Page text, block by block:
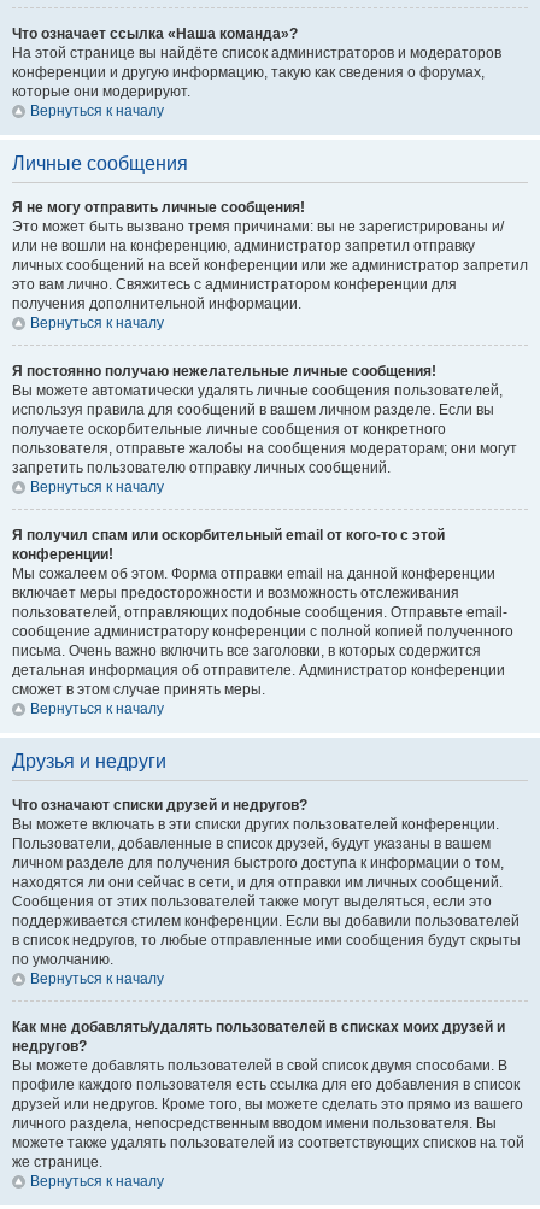
Что означает ссылка «Наша команда»?
На этой странице вы найдёте список администраторов и модераторов
конференции и другую информацию, такую как сведения о форумах,
которые они модерируют.
Вернуться к началу
Личные сообщения
Я не могу отправить личные сообщения!
Это может быть вызвано тремя причинами: вы не зарегистрированы и/
или не вошли на конференцию, администратор запретил отправку
личных сообщений на всей конференции или же администратор запретил
это вам лично. Свяжитесь с администратором конференции для
получения дополнительной информации.
Вернуться к началу
Я постоянно получаю нежелательные личные сообщения!
Вы можете автоматически удалять личные сообщения пользователей,
используя правила для сообщений в вашем личном разделе. Если вы
получаете оскорбительные личные сообщения от конкретного
пользователя, отправьте жалобы на сообщения модераторам; они могут
запретить пользователю отправку личных сообщений.
Вернуться к началу
Я получил спам или оскорбительный email от кого-то с этой
конференции!
Мы сожалеем об этом. Форма отправки email на данной конференции
включает меры предосторожности и возможность отслеживания
пользователей, отправляющих подобные сообщения. Отправьте email-
сообщение администратору конференции с полной копией полученного
письма. Очень важно включить все заголовки, в которых содержится
детальная информация об отправителе. Администратор конференции
сможет в этом случае принять меры.
Вернуться к началу
Друзья и недруги
Что означают списки друзей и недругов?
Вы можете включать в эти списки других пользователей конференции.
Пользователи, добавленные в список друзей, будут указаны в вашем
личном разделе для получения быстрого доступа к информации о том,
находятся ли они сейчас в сети, и для отправки им личных сообщений.
Сообщения от этих пользователей также могут выделяться, если это
поддерживается стилем конференции. Если вы добавили пользователей
в список недругов, то любые отправленные ими сообщения будут скрыты
по умолчанию.
Вернуться к началу
Как мне добавлять/удалять пользователей в списках моих друзей и
недругов?
Вы можете добавлять пользователей в свой список двумя способами. В
профиле каждого пользователя есть ссылка для его добавления в список
друзей или недругов. Кроме того, вы можете сделать это прямо из вашего
личного раздела, непосредственным вводом имени пользователя. Вы
можете также удалять пользователей из соответствующих списков на той
же странице.
Вернуться к началу